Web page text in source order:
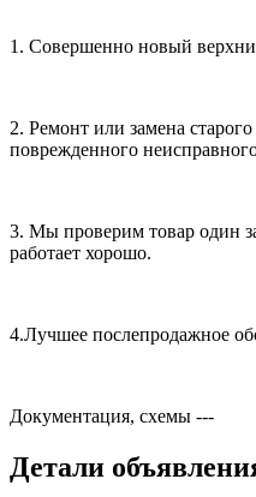
1. Совершенно новый
2. Ремонт или замена
поврежденного
3. Мы проверим товар один
работает хорошо.
4.Лучшее послепродажное
Документация, схемы ---
Детали